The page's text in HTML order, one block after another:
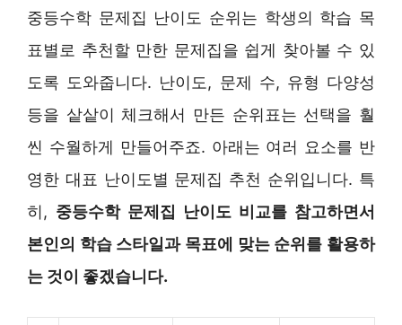
중등수학 문제집 난이도 순위는 학생의 학습 목
표별로 추천할 만한 문제집을 쉽게 찾아볼 수 있
도록 도와줍니다. 난이도, 문제 수, 유형 다양성
등을 샅샅이 체크해서 만든 순위표는 선택을 훨
씬 수월하게 만들어주죠. 아래는 여러 요소를 반
영한 대표 난이도별 문제집 추천 순위입니다. 특
히, 중등수학 문제집 난이도 비교를 참고하면서
본인의 학습 스타일과 목표에 맞는 순위를 활용하
는 것이 좋겠습니다.